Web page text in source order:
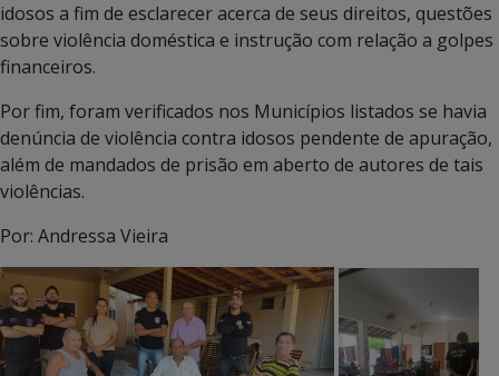
idosos a fim de esclarecer acerca de seus direitos, questões
sobre violência doméstica e instrução com relação a golpes
financeiros.
Por fim, foram verificados nos Municípios listados se havia
denúncia de violência contra idosos pendente de apuração,
além de mandados de prisão em aberto de autores de tais
violências.
Por: Andressa Vieira